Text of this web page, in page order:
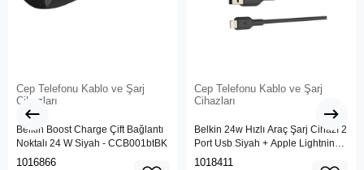
Cep Telefonu Kablo ve Şarj
Cihazları
Belkin Boost Charge Çift Bağlantı
Noktalı 24 W Siyah - CCB001btBK
1016866
Cep Telefonu Kablo ve Şarj
Cihazları
Belkin 24w Hızlı Araç Şarj Cihazı 2
Port Usb Siyah + Apple Lightning
Kablo
1018411